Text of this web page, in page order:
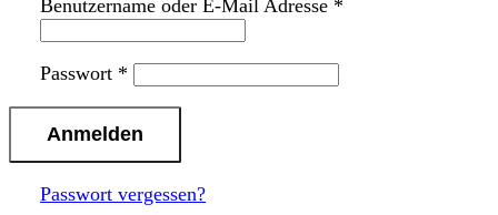
Benutzername oder E-Mail Adresse *
Passwort *
Passwort vergessen?